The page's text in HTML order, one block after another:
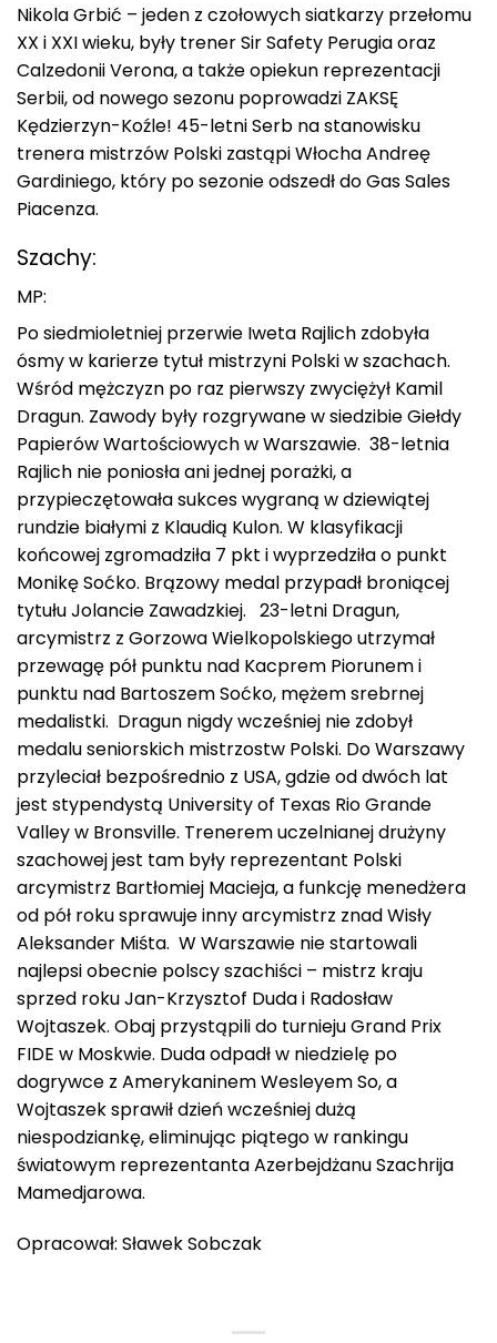
Nikola Grbić – jeden z czołowych siatkarzy przełomu
XX i XXI wieku, były trener Sir Safety Perugia oraz
Calzedonii Verona, a także opiekun reprezentacji
Serbii, od nowego sezonu poprowadzi ZAKSĘ
Kędzierzyn-Koźle! 45-letni Serb na stanowisku
trenera mistrzów Polski zastąpi Włocha Andreę
Gardiniego, który po sezonie odszedł do Gas Sales
Piacenza.
Szachy:
MP:
Po siedmioletniej przerwie Iweta Rajlich zdobyła
ósmy w karierze tytuł mistrzyni Polski w szachach.
Wśród mężczyzn po raz pierwszy zwyciężył Kamil
Dragun. Zawody były rozgrywane w siedzibie Giełdy
Papierów Wartościowych w Warszawie. 38-letnia
Rajlich nie poniosła ani jednej porażki, a
przypieczętowała sukces wygraną w dziewiątej
rundzie białymi z Klaudią Kulon. W klasyfikacji
końcowej zgromadziła 7 pkt i wyprzedziła o punkt
Monikę Soćko. Brązowy medal przypadł broniącej
tytułu Jolancie Zawadzkiej. 23-letni Dragun,
arcymistrz z Gorzowa Wielkopolskiego utrzymał
przewagę pół punktu nad Kacprem Piorunem i
punktu nad Bartoszem Soćko, mężem srebrnej
medalistki. Dragun nigdy wcześniej nie zdobył
medalu seniorskich mistrzostw Polski. Do Warszawy
przyleciał bezpośrednio z USA, gdzie od dwóch lat
jest stypendystą University of Texas Rio Grande
Valley w Bronsville. Trenerem uczelnianej drużyny
szachowej jest tam były reprezentant Polski
arcymistrz Bartłomiej Macieja, a funkcję menedżera
od pół roku sprawuje inny arcymistrz znad Wisły
Aleksander Miśta. W Warszawie nie startowali
najlepsi obecnie polscy szachiści – mistrz kraju
sprzed roku Jan-Krzysztof Duda i Radosław
Wojtaszek. Obaj przystąpili do turnieju Grand Prix
FIDE w Moskwie. Duda odpadł w niedzielę po
dogrywce z Amerykaninem Wesleyem So, a
Wojtaszek sprawił dzień wcześniej dużą
niespodziankę, eliminując piątego w rankingu
światowym reprezentanta Azerbejdżanu Szachrija
Mamedjarowa.
Opracował: Sławek Sobczak